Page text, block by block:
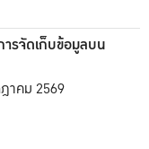
รจัดเก็บข้อมูลบน
าคม 2569